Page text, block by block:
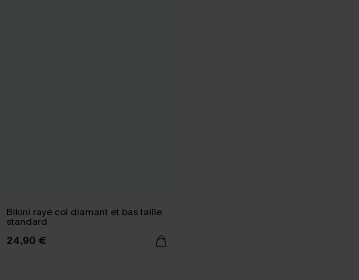
Bikini rayé col diamant et bas taille
standard
24,90 €